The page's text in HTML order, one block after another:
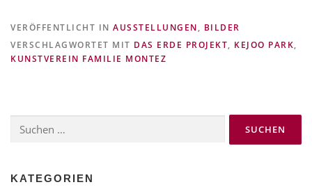
VERÖFFENTLICHT IN AUSSTELLUNGEN, BILDER
VERSCHLAGWORTET MIT DAS ERDE PROJEKT, KEJOO PARK,
KUNSTVEREIN FAMILIE MONTEZ
nach:
KATEGORIEN